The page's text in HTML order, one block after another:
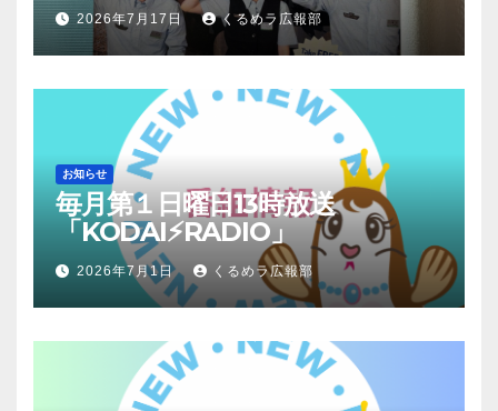
2026年7月17日 くるめラ広報部
お知らせ
毎月第１日曜日13時放送
「KODAI⚡RADIO」
2026年7月1日 くるめラ広報部